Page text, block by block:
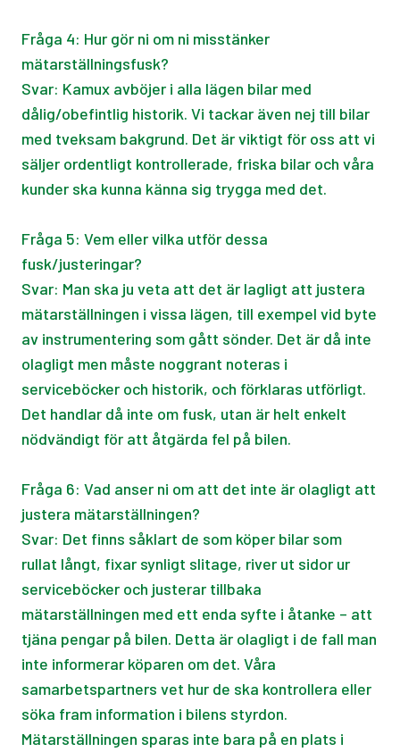
Fråga 4: Hur gör ni om ni misstänker
mätarställningsfusk?
Svar: Kamux avböjer i alla lägen bilar med
dålig/obefintlig historik. Vi tackar även nej till bilar
med tveksam bakgrund. Det är viktigt för oss att vi
säljer ordentligt kontrollerade, friska bilar och våra
kunder ska kunna känna sig trygga med det.​
Fråga 5: Vem eller vilka utför dessa
fusk/justeringar?
Svar: Man ska ju veta att det är lagligt att justera
mätarställningen i vissa lägen, till exempel vid byte
av instrumentering som gått sönder. Det är då inte
olagligt men måste noggrant noteras i
serviceböcker och historik, och förklaras utförligt.
Det handlar då inte om fusk, utan är helt enkelt
nödvändigt för att åtgärda fel på bilen.
Fråga 6: Vad anser ni om att det inte är olagligt att
justera mätarställningen?
Svar: Det finns såklart de som köper bilar som
rullat långt, fixar synligt slitage, river ut sidor ur
serviceböcker och justerar tillbaka
mätarställningen med ett enda syfte i åtanke – att
tjäna pengar på bilen. Detta är olagligt i de fall man
inte informerar köparen om det. Våra
samarbetspartners vet hur de ska kontrollera eller
söka fram information i bilens styrdon.
Mätarställningen sparas inte bara på en plats i